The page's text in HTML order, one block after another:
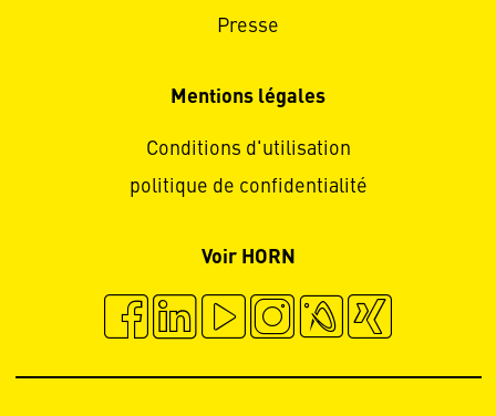
Presse
Mentions légales
Conditions d'utilisation
politique de confidentialité
Voir HORN